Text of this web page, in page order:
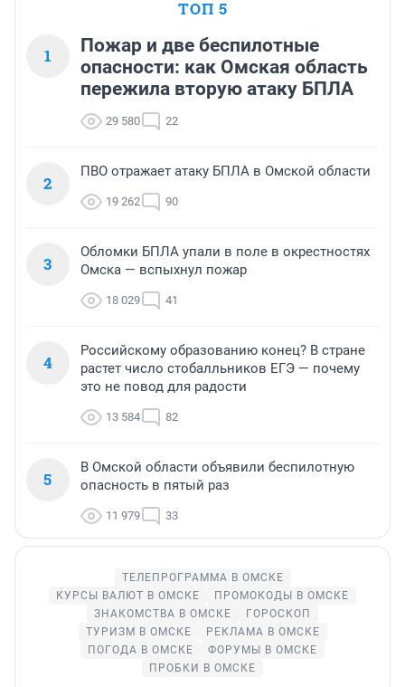
ТОП 5
1
Пожар и две беспилотные
опасности: как Омская область
пережила вторую атаку БПЛА
29 580 22
2
ПВО отражает атаку БПЛА в Омской области
19 262 90
3
Обломки БПЛА упали в поле в окрестностях
Омска — вспыхнул пожар
18 029 41
4
Российскому образованию конец? В стране
растет число стобалльников ЕГЭ — почему
это не повод для радости
13 584 82
5
В Омской области объявили беспилотную
опасность в пятый раз
11 979 33
ТЕЛЕПРОГРАММА В ОМСКЕ
КУРСЫ ВАЛЮТ В ОМСКЕ
ПРОМОКОДЫ В ОМСКЕ
ЗНАКОМСТВА В ОМСКЕ
ГОРОСКОП
ТУРИЗМ В ОМСКЕ
РЕКЛАМА В ОМСКЕ
ПОГОДА В ОМСКЕ
ФОРУМЫ В ОМСКЕ
ПРОБКИ В ОМСКЕ